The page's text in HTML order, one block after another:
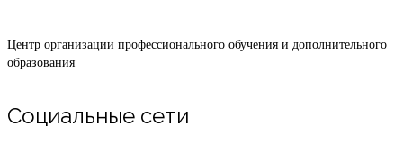
Центр организации профессионального обучения и дополнительного
образования
Социальные сети